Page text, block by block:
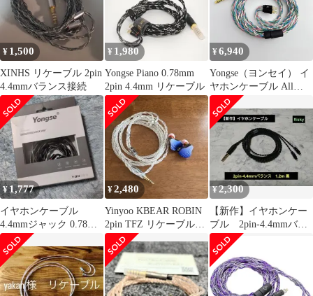
¥ 1,500
XINHS リケーブル 2pin
4.4mmバランス接続
¥ 1,980
Yongse Piano 0.78mm
2pin 4.4mm リケーブル
¥6,940
Yongse（ヨンセイ） イ
ヤホンケーブル All
CuAg8 4.4mm - 2Pin リ
ケーブル
¥1,777
イヤホンケーブル
4.4mmジャック 0.78
2pin リケーブル
¥2,480
Yinyoo KBEAR ROBIN
2pin TFZ リケーブル
3.5mm
¥2,300
【新作】イヤホンケー
ブル 2pin-4.4mmバラ
ンス 黒 1.2m